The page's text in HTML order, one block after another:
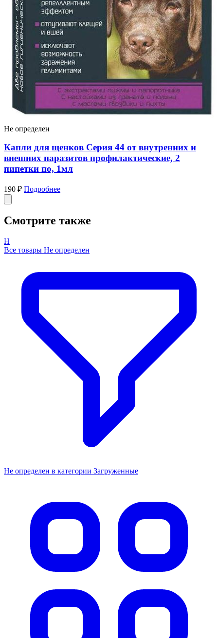
Не определен
Капли для щенков Серия 44 от внутренних и
внешних паразитов профилактические, 2
пипетки по, 1мл
190 ₽ Подробнее
Смотрите также
Н
Все товары Не определен
Не определен в категории Загруженные